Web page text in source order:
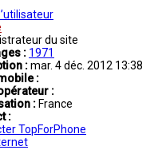
du site
: 1971
:mar. 4 déc. 2012 13:38
:
:
: France
:
TopForPhone